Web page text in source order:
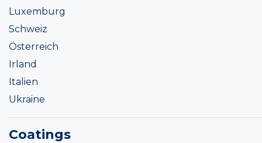
Luxemburg
Schweiz
Österreich
Irland
Italien
Ukraine
Coatings